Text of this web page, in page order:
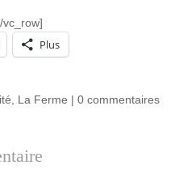
Plus
La Ferme |0 commentaires